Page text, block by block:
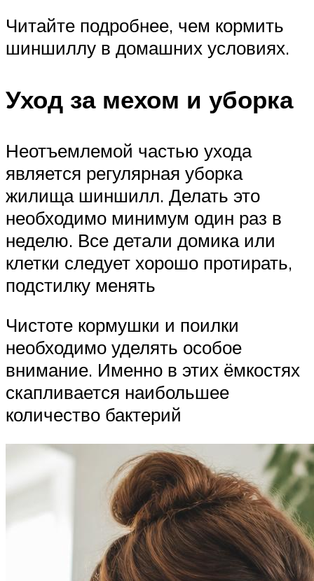
Читайте подробнее, чем кормить
шиншиллу в домашних условиях.
Уход за мехом и уборка
Неотъемлемой частью ухода
является регулярная уборка
жилища шиншилл. Делать это
необходимо минимум один раз в
неделю. Все детали домика или
клетки следует хорошо протирать,
подстилку менять
Чистоте кормушки и поилки
необходимо уделять особое
внимание. Именно в этих ёмкостях
скапливается наибольшее
количество бактерий